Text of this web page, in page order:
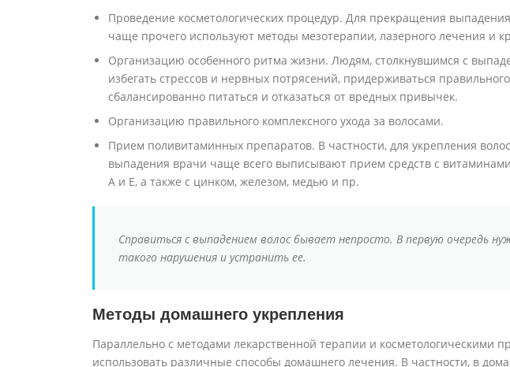
Проведение косметологических процедур. Для прекращения
чаще прочего используют методы мезотерапии, лазерного лечения и
Организацию особенного ритма жизни. Людям, столкнувшимся с
избегать стрессов и нервных потрясений, придерживаться
сбалансированно питаться и отказаться от вредных привычек.
Организацию правильного комплексного ухода за волосами.
Прием поливитаминных препаратов. В частности, для укрепления
выпадения врачи чаще всего выписывают прием средств с
А и Е, а также с цинком, железом, медью и пр.
Справиться с выпадением волос бывает непросто. В первую очередь
такого нарушения и устранить ее.
Методы домашнего укрепления
Параллельно с методами лекарственной терапии и косметологическими
использовать различные способы домашнего лечения. В частности, в